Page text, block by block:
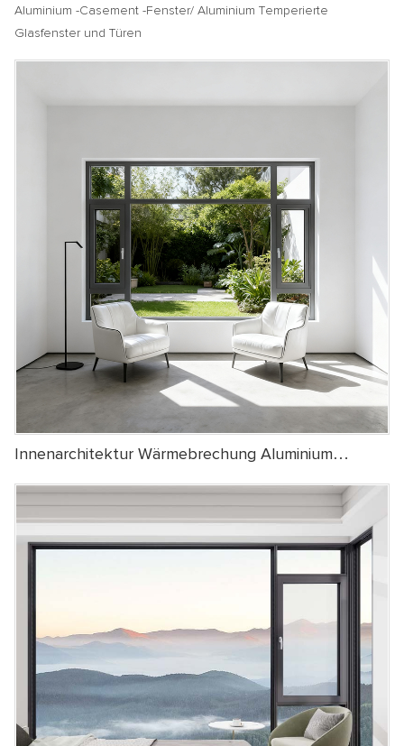
Doppelte Glasscheibenfenster Aluminium Casement
Windows
Aluminium -Casement -Fenster/ Aluminium Temperierte
Glasfenster und Türen
Innenarchitektur Wärmebrechung Aluminium
Drehen Sie Das Casement Fenster